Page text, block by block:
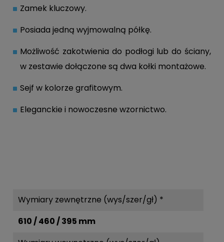
Zamek kluczowy.
Posiada jedną wyjmowalną półkę.
Możliwość zakotwienia do podłogi lub do ściany,
w zestawie dołączone są dwa kołki montażowe.
Sejf w kolorze grafitowym.
Eleganckie i nowoczesne wzornictwo.
Wymiary zewnętrzne (wys/szer/gł) *
610 / 460 / 395 mm